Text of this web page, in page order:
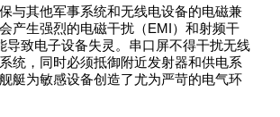
与其他军事系统和无线电设备的电磁兼
产生强烈的电磁干扰（EMI）和射频干
导致电子设备失灵。串口屏不得干扰无线
统，同时必须抵御附近发射器和供电系
艇为敏感设备创造了尤为严苛的电气环